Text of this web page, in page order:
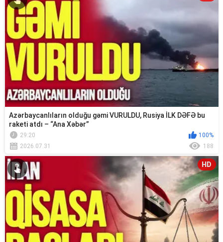
Azərbaycanlıların olduğu gəmi VURULDU, Rusiya İLK DƏFƏ bu
raketi atdı – “Ana Xəbər”
29:20
100%
2026.07.31
188
HD